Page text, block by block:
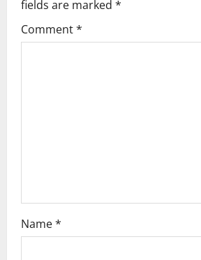
fields are marked *
Comment*
Name*